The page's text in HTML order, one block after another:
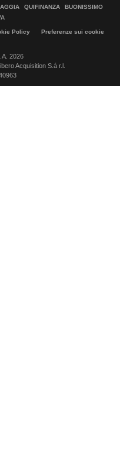
QUIFINANZA
BUONISSIMO
Policy
Preferenze sui cookie
2026
Acquisition S.á r.l.